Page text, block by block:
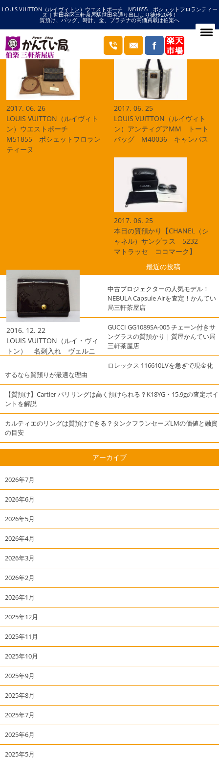
LOUIS VUITTON（ルイヴィトン）ウエストポーチ M51855 ポシェットフロランティー
ヌ | 世田谷区三軒茶屋駅世田谷通り出口より徒歩20秒！
質預け、バッグ、時計、金、プラチナの高価買取は伯楽へ
HOME 買取りの記事一覧
ブログ
2017. 06. 26
LOUIS VUITTON（ルイヴィト
ン）ウエストポーチ
M51855 ポシェットフロラン
ティーヌ
2017. 06. 25
LOUIS VUITTON（ルイヴィト
ン）アンティグアMM トート
バッグ M40036 キャンバス
2017. 06. 25
本日の質預かり【CHANEL（シ
ャネル）サングラス 5232
マトラッセ ココマーク】
2016. 12. 22
LOUIS VUITTON（ルイ・ヴィ
トン） 名刺入れ ヴェルニ
最近の投稿
中古プロジェクターの人気モデル！
NEBULA Capsule Airを査定！かんてい
局三軒茶屋店
GUCCI GG1089SA-005 チェーン付きサ
ングラスの質預かり｜質屋かんてい局
三軒茶屋店
ロレックス 116610LVを急ぎで現金化
するなら質預りが最適な理由
【質預け】Cartier パリリングは高く預けられる？K18YG・15.9gの査定ポイ
ントを解説
カルティエのリングは質預けできる？タンクフランセーズLMの価値と融資
の目安
アーカイブ
2026年7月
2026年6月
2026年5月
2026年4月
2026年3月
2026年2月
2026年1月
2025年12月
2025年11月
2025年10月
2025年9月
2025年8月
2025年7月
2025年6月
2025年5月